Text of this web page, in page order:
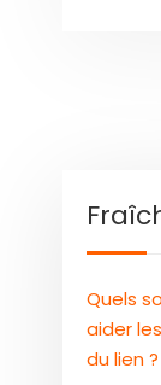
Quels
aider
du lien ?